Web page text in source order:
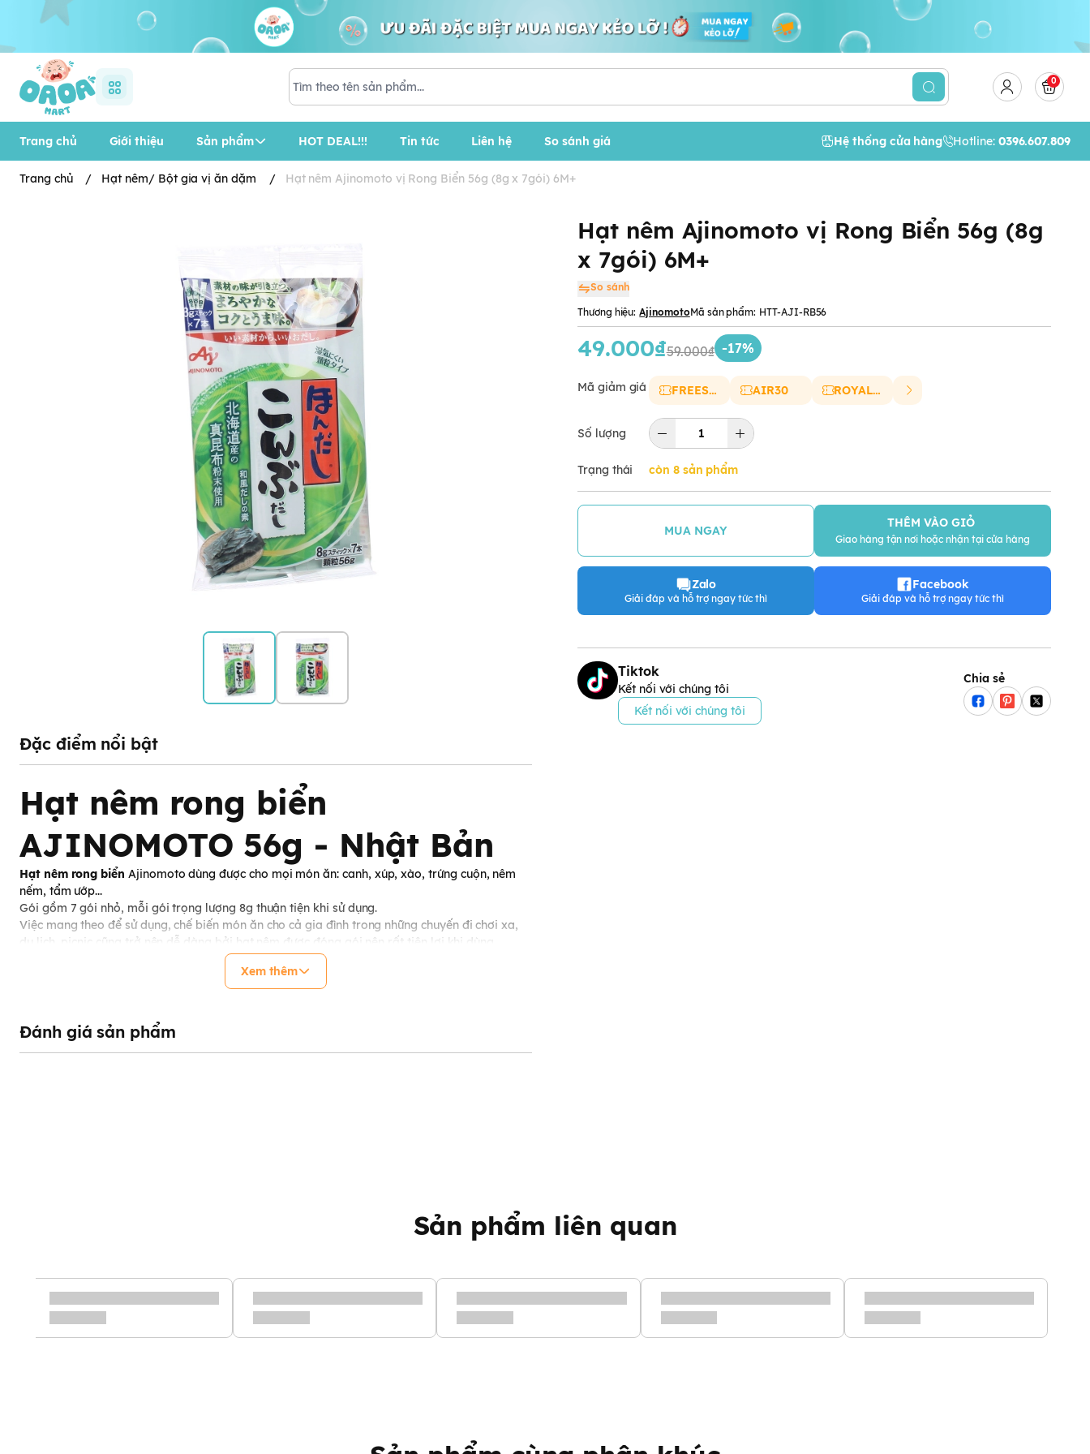
0
Trang chủ Giới thiệu Sản phẩm HOT DEAL!!! Tin tức Liên hệ So sánh giá Hệ thống cửa hàng Hotline: 0396.607.809
Trang chủ / Hạt nêm/ Bột gia vị ăn dặm / Hạt nêm Ajinomoto vị Rong Biển 56g (8g x 7gói) 6M+
Hạt nêm Ajinomoto vị Rong Biển 56g (8g
x 7gói) 6M+
So sánh
Thương hiệu: AjinomotoMã sản phẩm: HTT-AJI-RB56
49.000₫59.000₫ -17%
Mã giảm giá FREESHIP AIR30 ROYAL20
Số lượng
Trạng thái còn 8 sản phẩm
MUA NGAY
THÊM VÀO GIỎ
Giao hàng tận nơi hoặc nhận tại cửa hàng
Zalo
Giải đáp và hỗ trợ ngay tức thì
Facebook
Giải đáp và hỗ trợ ngay tức thì
Tiktok
Kết nối với chúng tôi
Kết nối với chúng tôi
Chia sẻ
Đặc điểm nổi bật
Hạt nêm rong biển
AJINOMOTO 56g - Nhật Bản
Hạt nêm rong biển Ajinomoto dùng được cho mọi món ăn: canh, xúp, xào, trứng cuộn, nêm
nếm, tẩm ướp...
Gói gồm 7 gói nhỏ, mỗi gói trọng lượng 8g thuận tiện khi sử dụng.
Việc mang theo để sử dụng, chế biến món ăn cho cả gia đình trong những chuyến đi chơi xa,
du lịch, picnic cũng trở nên dễ dàng bởi hạt nêm được đóng gói nên rất tiện lợi khi dùng.
Thành phần: Tảo bẹ Hokkaido, Kuseganaku, phù hợp để nêm với tất cả các thực phẩm khác
Gia vị (axit amin, muối, đường (đường, lactose)), bột rong biển, bột tảo bẹ, xuất
Xem thêm
Đánh giá sản phẩm
Sản phẩm liên quan